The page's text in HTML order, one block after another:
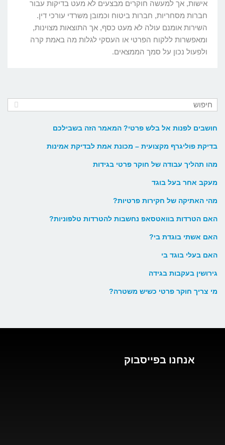
אישות, אך למעשה חוקרים מבצעים לא מעט בדיקות עבור
חברות מסחריות, חברות ביטוח וכמובן משרדי עורכי דין.
השירות אומנם עולה לא מעט כסף, אך התוצאות מצוינות,
ומאפשרות ללקוח הפרטי או העסקי לגלות מה באמת קרה
ולפעול נכון על סמך הממצאים.
חושבים לפנות אל בלש פרטי? המאמר הזה בשבילכם
בדיקת פוליגרף מקצועית – מכונת אמת לבדיקת אמינות
מהו תהליך עבודה של חוקר פרטי בגידות
מעקב אחר בעל בוגד
מהי האתיקה של חקירות פרטיות?
האם הטרדות בוואטסאפ נחשבות להטרדות טלפוניות?
האם אשתי בוגדת בי?
האם בעלי בוגד בי
גירושין בעקבות בגידה
מי צריך חוקר פרטי כשיש משטרה?
אנחנו בפייסבוק